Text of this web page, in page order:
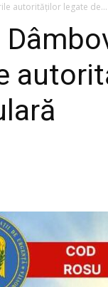
autorităților legate de...